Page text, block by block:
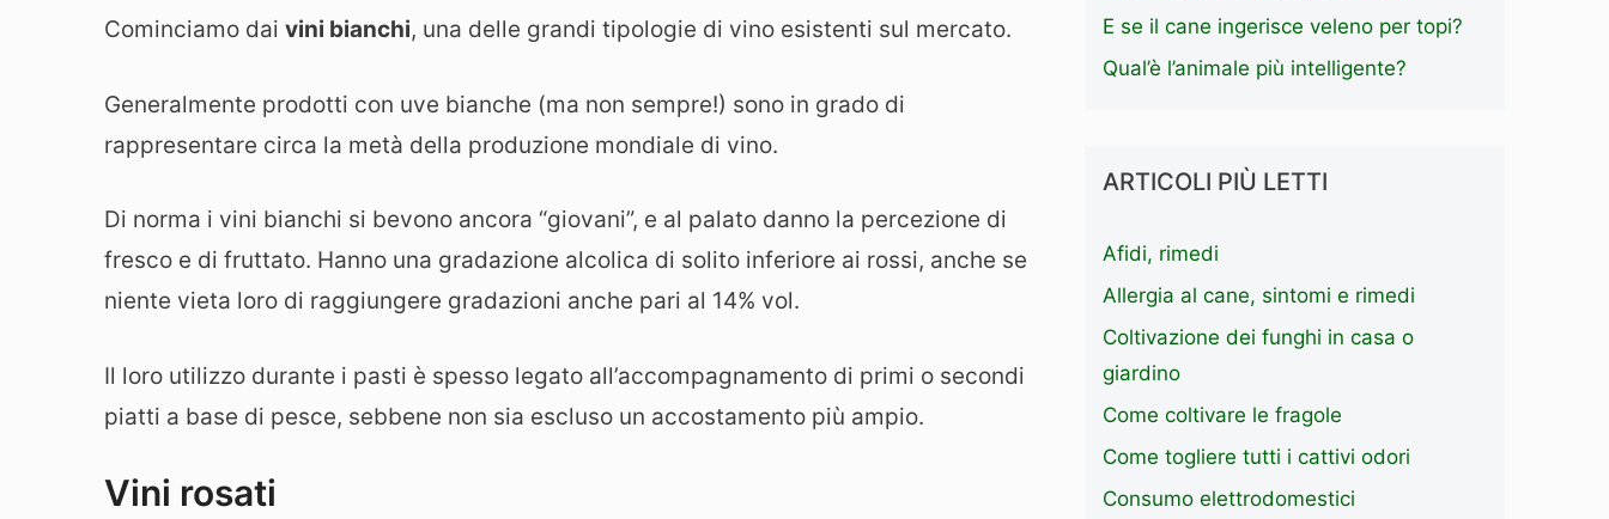
Cominciamo dai vini bianchi, una delle grandi tipologie di vino esistenti sul mercato.
Generalmente prodotti con uve bianche (ma non sempre!) sono in grado di
rappresentare circa la metà della produzione mondiale di vino.
Di norma i vini bianchi si bevono ancora “giovani”, e al palato danno la percezione di
fresco e di fruttato. Hanno una gradazione alcolica di solito inferiore ai rossi, anche se
niente vieta loro di raggiungere gradazioni anche pari al 14% vol.
Il loro utilizzo durante i pasti è spesso legato all’accompagnamento di primi o secondi
piatti a base di pesce, sebbene non sia escluso un accostamento più ampio.
Vini rosati
E se il cane ingerisce veleno per topi?
Qual’è l’animale più intelligente?
ARTICOLI PIÙ LETTI
Afidi, rimedi
Allergia al cane, sintomi e rimedi
Coltivazione dei funghi in casa o
giardino
Come coltivare le fragole
Come togliere tutti i cattivi odori
Consumo elettrodomestici